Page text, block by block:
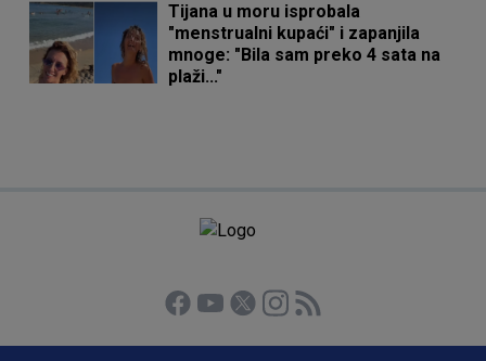
Tijana u moru isprobala
"menstrualni kupaći" i zapanjila
mnoge: "Bila sam preko 4 sata na
plaži..."